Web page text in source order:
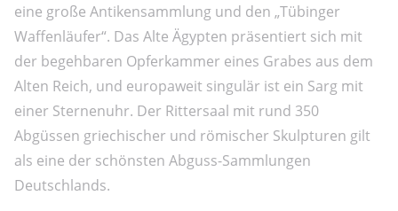
eine große Antikensammlung und den „Tübinger
Waffenläufer“. Das Alte Ägypten präsentiert sich mit
der begehbaren Opferkammer eines Grabes aus dem
Alten Reich, und europaweit singulär ist ein Sarg mit
einer Sternenuhr. Der Rittersaal mit rund 350
Abgüssen griechischer und römischer Skulpturen gilt
als eine der schönsten Abguss-Sammlungen
Deutschlands.